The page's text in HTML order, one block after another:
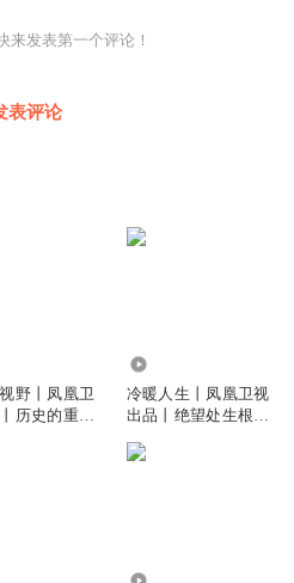
来发表第一个评论！
表评论
野丨凤凰卫
历史的重量
冷暖人生丨凤凰卫视
出品丨绝望处生根丨